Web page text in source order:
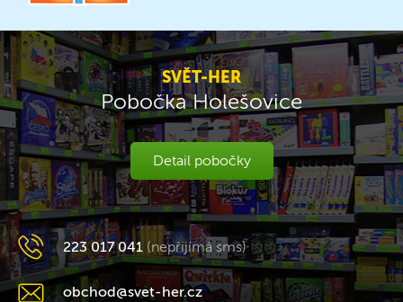
SVĚT-HER
Pobočka Holešovice
Detail pobočky
223 017 041 (nepřijímá sms)
obchod@svet-her.cz